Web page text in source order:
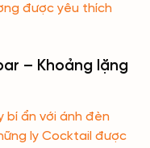
được yêu thích
– Khoảng lặng
bí ẩn với ánh đèn
ly Cocktail được